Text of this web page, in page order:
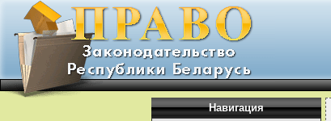
Навигация